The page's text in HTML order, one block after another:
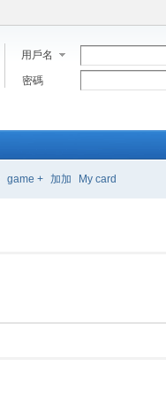
用戶名
密碼
game + 加加 My card